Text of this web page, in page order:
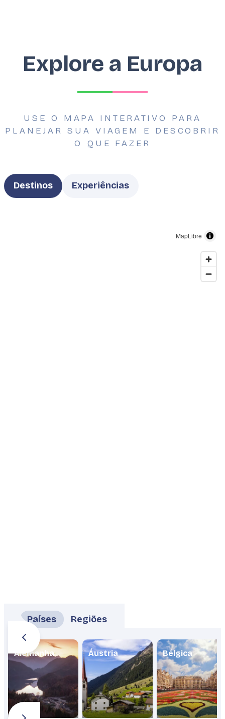
Explore a Europa
USE O MAPA INTERATIVO PARA
PLANEJAR SUA VIAGEM E DESCOBRIR
O QUE FAZER
TypeDestinos Experiências
MapLibre
Países Regiões
Alemanha Áustria Bélgica
Planeje sua